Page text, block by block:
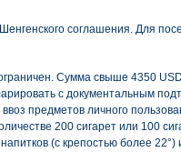
соглашения. Для
Сумма свыше 4350
с документальным
предметов личного
200 сигарет или 100
(с крепостью более 22°)